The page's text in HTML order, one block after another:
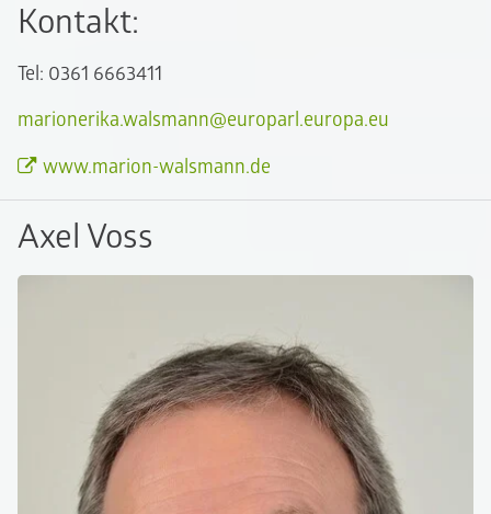
Kontakt:
Tel: 0361 6663411
marionerika.walsmann@europarl.europa.eu
www.marion-walsmann.de
Axel Voss